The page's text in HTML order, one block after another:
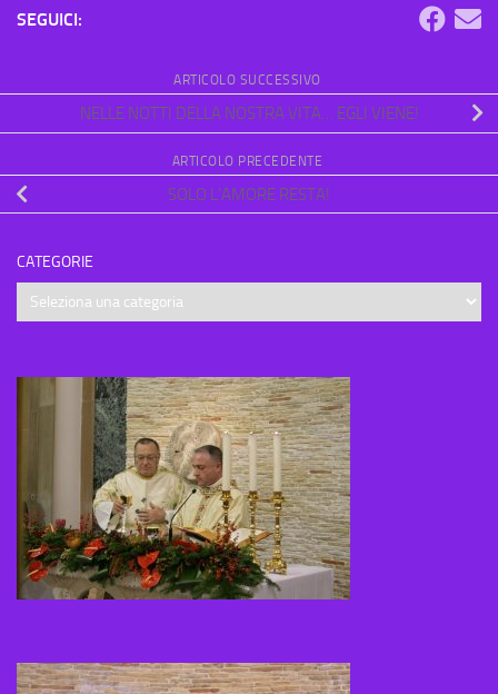
SEGUICI:
ARTICOLO SUCCESSIVO
NELLE NOTTI DELLA NOSTRA VITA… EGLI VIENE!
ARTICOLO PRECEDENTE
SOLO L’AMORE RESTA!
CATEGORIE
Categorie